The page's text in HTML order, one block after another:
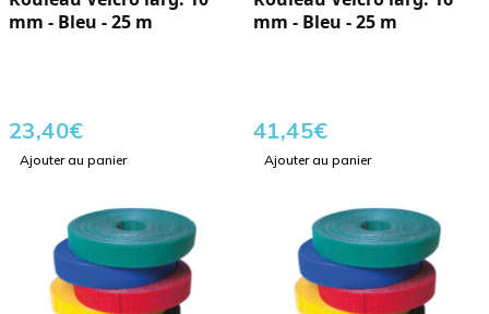
mm - Bleu - 25 m
23,40€
Ajouter au panier
mm - Bleu - 25 m
41,45€
Ajouter au panier